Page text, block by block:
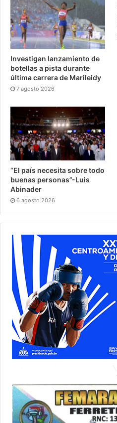
Investigan lanzamiento de
botellas a pista durante
última carrera de Marileidy
7 agosto 2026
“El país necesita sobre todo
buenas personas”-Luis
Abinader
6 agosto 2026